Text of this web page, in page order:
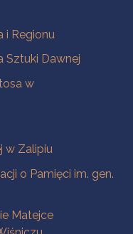
i Regionu
Sztuki Dawnej
w
w Zalipiu
o Pamięci im. gen.
Matejce